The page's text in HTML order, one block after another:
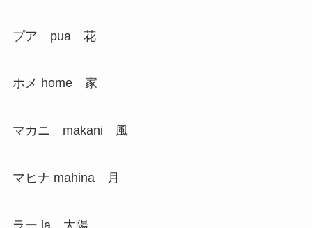
プア pua 花
ホメ home 家
マカニ makani 風
マヒナ mahina 月
ラー la 太陽